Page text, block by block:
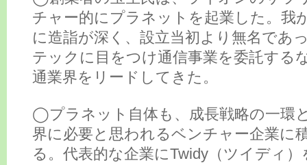
チャー的にプラネットを起業した。我
に造詣が深く、設立当初より無名であ
テックに目をつけ通信事業を委託する
通業界をリードしてきた。
◯プラネット自体も、成長戦略の一環
界に必要と思われるベンチャー企業に
る。代表的な企業にTwidy（ツイディ